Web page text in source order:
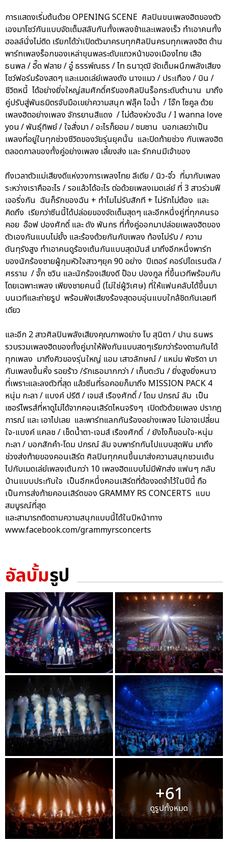
การแสดงเริ่มต้นด้วย OPENING SCENE ศิลปินขนเพลงฮิตของตัว
เองมาโชว์กันแบบจัดเต็มสลับกันทั้งเพลงช้าและเพลงเร็ว ทำเอาคนทั้ง
ฮอลล์นั่งไม่ติด เรียกได้ว่าเปิดตัวมาครบทุกศิลปินครบทุกเพลงฮิต ด้าน
พาร์ทเพลงร็อกของเหล่าขุนพลระดับแถวหน้าของเมืองไทย เสือ
ธนพล / อี๊ด ฟลาย / อู๋ ธรรพ์ณธร / ไท ธนาวุฒิ จัดเต็มผนึกพลังเสียง
โชว์ฟอร์มร้องสดๆ และเมดเล่ย์เพลงดัง นางแมว / ประเทือง / บิน /
ชีวิตหนี้ ได้อย่างยิ่งใหญ่สมศักดิ์ศรีของศิลปินร็อกระดับตำนาน มาถึง
คู่ปรับสู่พันธมิตรจับมือเขย่าความสนุก ฟลุ๊ค ไอน้ำ / โจ๊ก โซคูล ด้วย
เพลงฮิตอย่างเพลง จักรยานสีแดง / ไม่ต้องห่วงฉัน / I wanna love
you / พันธุ์ทิพย์ / ใจสั่งมา / อะไรก็ยอม / ซมซาน บอกเลยว่าเป็น
เพลงที่อยู่ในทุกช่วงชีวิตของวัยรุ่นยุคนั้น และปิดท้ายช่วง กับเพลงฮิต
ตลอดกาลของทั้งคู่อย่างเพลง เลี้ยงส่ง และ รักคนมีเจ้าของ
ถึงเวลาตัวแม่เสียงดีแห่งวงการเพลงไทย ลีเดีย / นิว-จิ๋ว ที่มากับเพลง
ระหว่างเราคืออะไร / รอแล้วได้อะไร ต่อด้วยเพลงเมดเล่ย์ ที่ 3 สาวร่วมฟี
เจอริ่งกัน ฉันก็รักของฉัน + ทำไมไม่รับสักที + ไม่รักไม่ต้อง และ
คิดถึง เรียกว่าซีนนี้ได้ปล่อยของจัดเต็มสุดๆ และอีกหนึ่งคู่ที่ทุกคนรอ
คอย อ๊อฟ ปองศักดิ์ และ ดัง พันกร ที่ทั้งคู่ออกมาปล่อยเพลงฮิตของ
ตัวเองกันแบบไม่ยั้ง และร้องด้วยกันกับเพลง ท้องไม่รับ / ความ
ดันทุรังสูง ทำเอาคนดูร้องเต้นกันแบบสุดมันส์ มาถึงอีกหนึ่งพาร์ท
ของนักร้องชายผู้กุมหัวใจสาวๆยุค 90 อย่าง ปีเตอร์ คอร์ปไดเรนดัล /
ศรราม / จั๊ก ชวิน และนักร้องเสียงดี ป๊อบ ปองกูล ที่ขึ้นเวทีพร้อมกัน
โดยเฉพาะเพลง เพียงชายคนนี้ (ไม่ใช่ผู้วิเศษ) ที่ให้แฟนคลับได้ขึ้นมา
บนเวทีและถ่ายรูป พร้อมฟังเสียงร้องสุดอบอุ่นแบบใกล้ชิดกันเลยที
เดียว
และอีก 2 สาวศิลปินพลังเสียงคุณภาพอย่าง โบ สุนิตา / ปาน ธนพร
รวบรวมเพลงฮิตของทั้งคู่มาให้ฟังกันแบบสดๆเรียกว่าร้องตามกันได้
ทุกเพลง มาถึงคิวของรุ่นใหญ่ แอม เสาวลักษณ์ / แหม่ม พัชริดา มา
กับเพลงขึ้นหิ้ง รอยร้าว /รักเธอมากกว่า / เก็บตะวัน / ยิ่งสูงยิ่งหนาว
ที่เพราะและลงตัวที่สุด แล้วซีนที่รอคอยก็มาถึง MISSION PACK 4
หนุ่ม กะลา / แบงค์ ปรีติ / เจมส์ เรืองศักดิ์ / โดม ปกรณ์ ลัม เป็น
เซอร์ไพรส์ที่หาดูไม่ได้จากคอนเสิร์ตไหนจริงๆ เปิดตัวด้วยเพลง ปรากฎ
การณ์ และ เอาไปเลย และพาร์ทแลกกันร้องอย่างเพลง ไม่อาจเปลี่ยน
ใจ-แบงค์ แคลช / เช็ดน้ำตา-เจมส์ เรืองศักดิ์ / ยังไงก็ขอบใจ-หนุ่ม
กะลา / บอกสักคำ-โดม ปกรณ์ ลัม จบพาร์ทกันไปแบบสุดฟิน มาถึง
ช่วงส่งท้ายของคอนเสิร์ต ศิลปินทุกคนขึ้นมาส่งความสนุกชวนเต้น
ไปกับเมดเล่ย์เพลงเต้นกว่า 10 เพลงฮิตแบบไม่มีพักส่ง แฟนๆ กลับ
บ้านแบบประทับใจ เป็นอีกหนึ่งคอนเสิร์ตที่ต้องจดจำไว้ในปีนี้ ถือ
เป็นการส่งท้ายคอนเสิร์ตของ GRAMMY RS CONCERTS แบบ
สมบูรณ์ที่สุด
และสามารถติดตามความสนุกแบบนี้ได้ในปีหน้าทาง
www.facebook.com/grammyrsconcerts
อัลบั้มรูป
+61
ดูรูปทั้งหมด